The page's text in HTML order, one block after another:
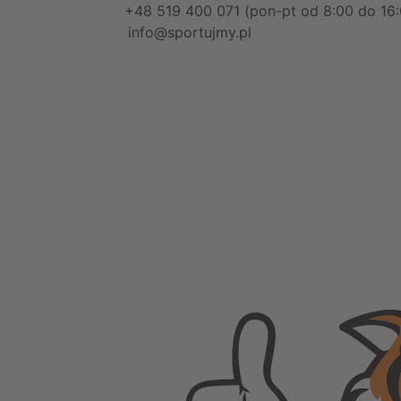
+48 519 400 071 (pon-pt od 8:00 do
info@sportujmy.pl